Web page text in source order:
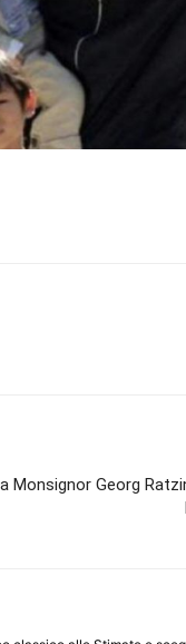
Monsignor Georg